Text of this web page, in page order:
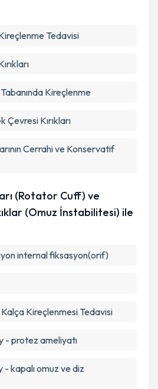
Tedavisi
Kireçlenme
Çevresi Kırıkları
Cerrahi ve Konservatif
(Rotator Cuff) ve
(Omuz İnstabilitesi) ile
internal fiksasyon(orif)
Kireçlenmesi Tedavisi
- protez ameliyatı
kapalı omuz ve diz